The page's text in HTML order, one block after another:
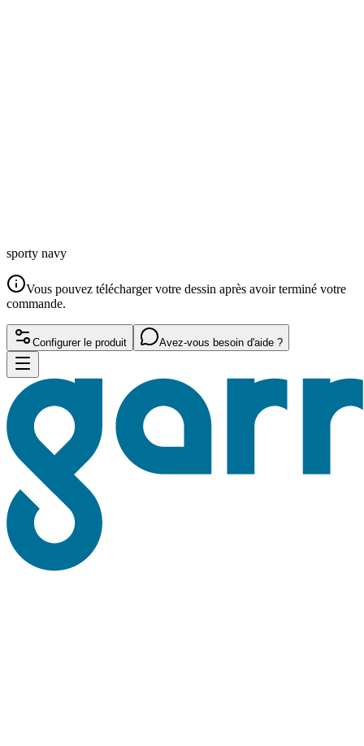
sporty navy
Vous pouvez télécharger votre dessin après avoir terminé votre
commande.
Configurer le produit Avez-vous besoin d'aide ?